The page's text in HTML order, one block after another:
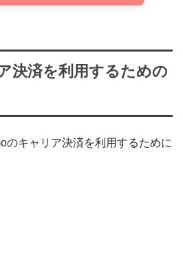
決済を利用するための
のキャリア決済を利用するために